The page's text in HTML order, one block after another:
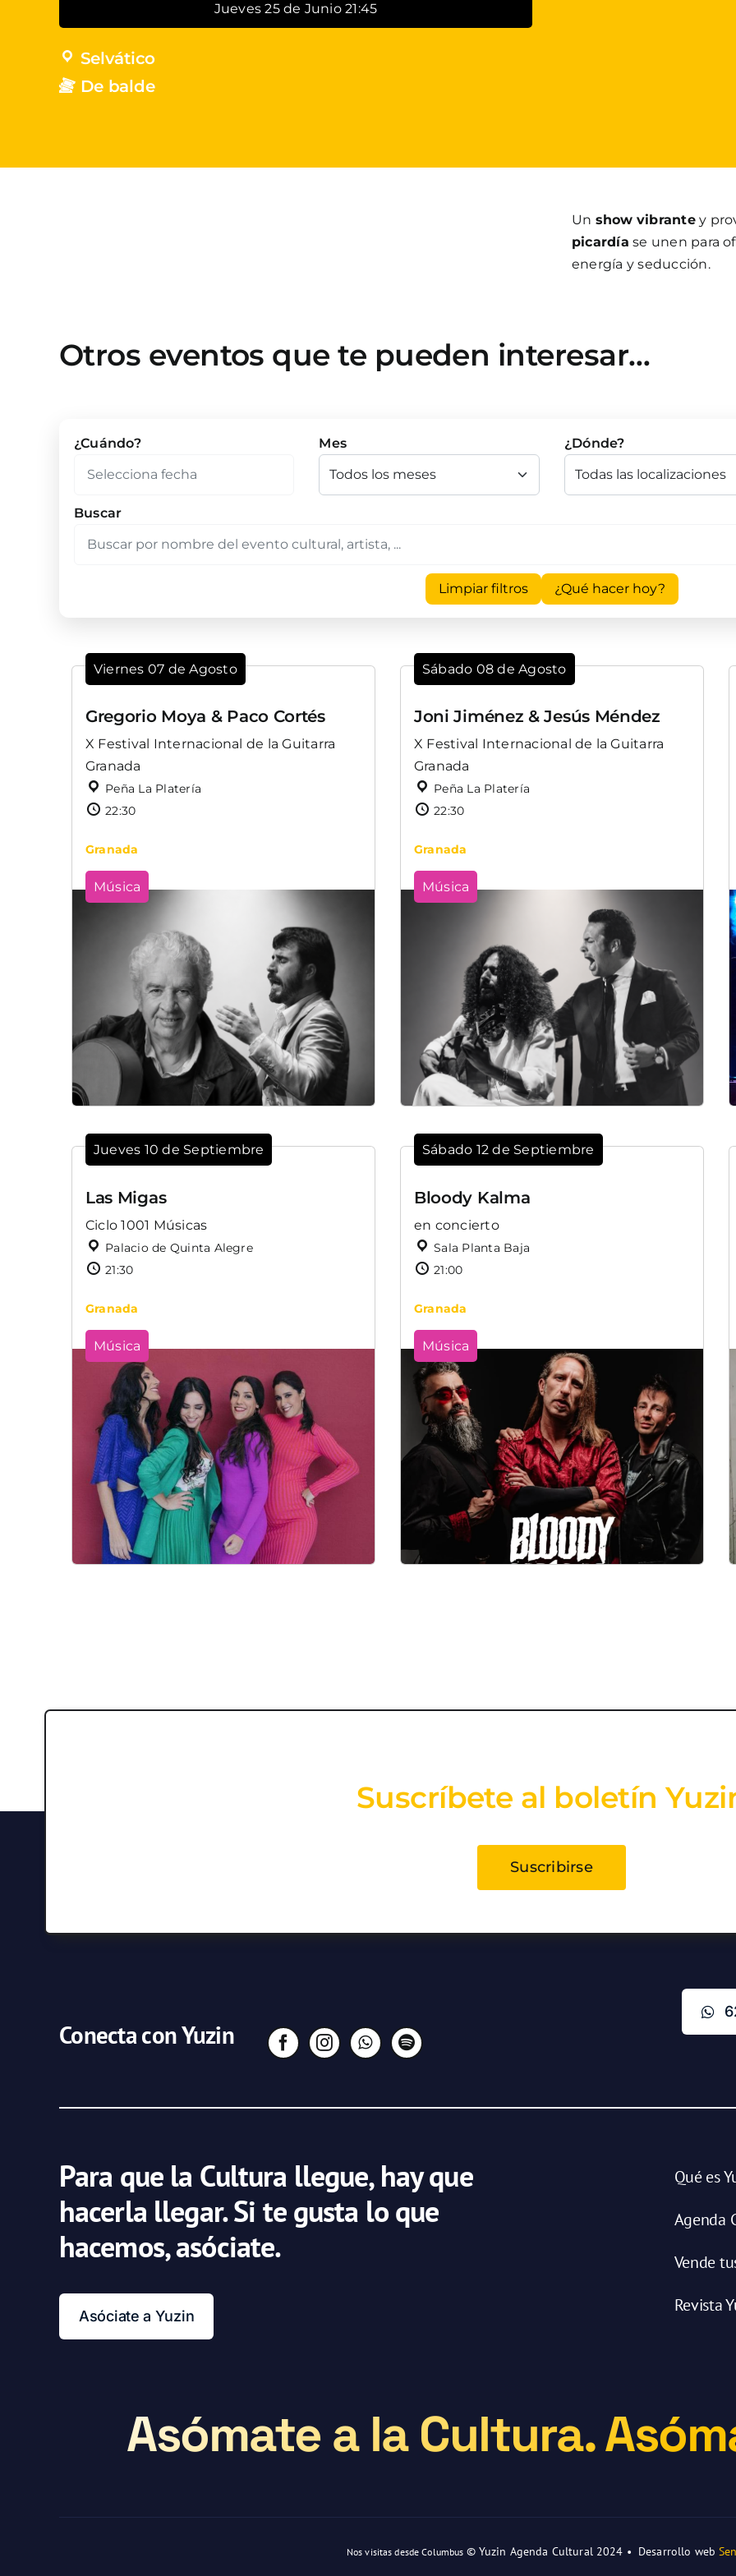
Jueves 25 de Junio 21:45
Selvático
De balde
Un show vibrantey
picardía se unen para
energía y seducción.
Otros eventos que te pueden interesar…
¿Cuándo? Mes ¿Dónde?
Buscar
Limpiar filtros ¿Qué hacer hoy?
Viernes 07 de Agosto
Gregorio Moya & Paco Cortés
X Festival Internacional de la Guitarra
Granada
Peña La Platería
22:30
Granada
Música
Sábado 08 de Agosto
Joni Jiménez & Jesús Méndez
X Festival Internacional de la Guitarra
Granada
Peña La Platería
22:30
Granada
Música
Jueves 10 de Septiembre
Las Migas
Ciclo 1001 Músicas
Palacio de Quinta Alegre
21:30
Granada
Música
Sábado 12 de Septiembre
Bloody Kalma
en concierto
Sala Planta Baja
21:00
Granada
Música
Suscríbete al boletín
Suscribirse
Conecta con Yuzin
Para que la Cultura llegue, hay que
hacerla llegar. Si te gusta lo que
hacemos, asóciate.
Asóciate a Yuzin
Qué es
Agenda
Vende
Revista
Asómate a la Cultura.
Nos visitas desde Columbus © Yuzin Agenda Cultural 2024 • Desarrollo web